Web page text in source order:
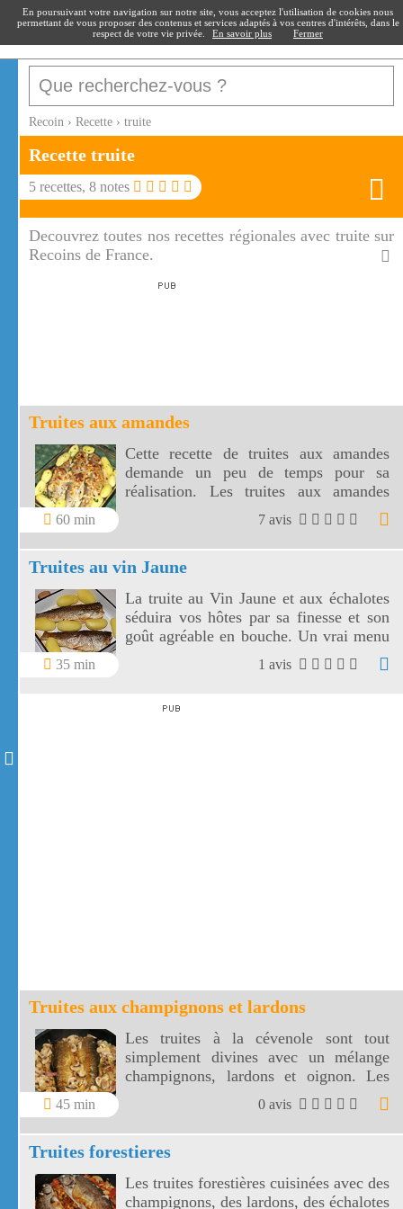
recoin.fr
Recoin › Recette › truite
Recette truite
5 recettes, 8 notes
Decouvrez toutes nos recettes régionales avec truite sur
Recoins de France.
Truites aux amandes
60 min
Cette recette de truites aux amandes
demande un peu de temps pour sa
réalisation. Les truites aux amandes
donnent un résultat qui en vaut la peine.
7 avis
Truites au vin Jaune
35 min
La truite au Vin Jaune et aux échalotes
séduira vos hôtes par sa finesse et son
goût agréable en bouche. Un vrai menu
de fête ou un délicieux tête à tête!
1 avis
Truites aux champignons et lardons
45 min
Les truites à la cévenole sont tout
simplement divines avec un mélange
champignons, lardons et oignon. Les
truites aux champignons et lardons sont
un plat plein de saveurs
0 avis
Truites forestieres
Les truites forestières cuisinées avec des
champignons, des lardons, des échalotes
En poursuivant votre navigation sur notre site, vous acceptez l'utilisation de cookies nous
permettant de vous proposer des contenus et services adaptés à vos centres d'intérêts, dans le
respect de votre vie privée.
En savoir plus Fermer